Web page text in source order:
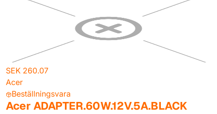
SEK 260.07
Acer
Beställningsvara
Acer ADAPTER.60W.12V.5A.BLACK